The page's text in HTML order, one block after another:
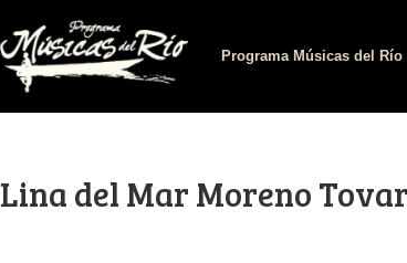
Programa Músicas del Río
Lina del Mar Moreno Tovar